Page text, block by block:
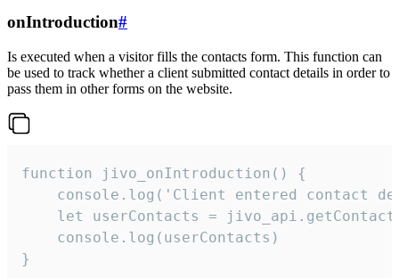
onIntroduction#
Is executed when a visitor fills the contacts form. This function can
be used to track whether a client submitted contact details in order to
pass them in other forms on the website.
function jivo_onIntroduction() {
console.log('Client entered contact
let userContacts =
    console.log(userContacts)
}